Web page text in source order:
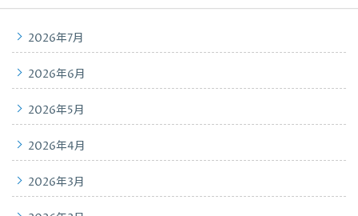
2026年7月
2026年6月
2026年5月
2026年4月
2026年3月